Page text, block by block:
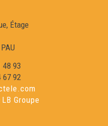
Chervic - Los Secrets de Fred
de Fred
Étage
48 93
67 92
LB Groupe